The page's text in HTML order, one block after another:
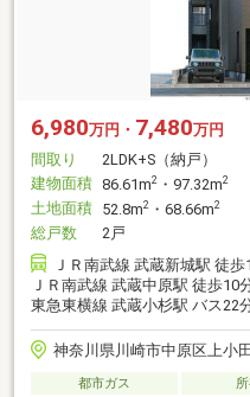
6,980万円・ 7,480万円
間取り
2LDK+S（納戸）
建物面積 86.61m2 ・97.32m2
土地面積 52.8m2 ・68.66m2
総戸数
2戸
ＪＲ南武線 武蔵新城駅 徒歩
ＪＲ南武線 武蔵中原駅 徒歩10
東急東横線 武蔵小杉駅 バス22
神奈川県川崎市中原区上小
都市ガス